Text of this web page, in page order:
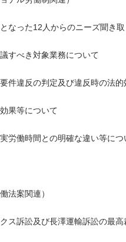
なった12人からのニーズ聞き
すべき対象業務について
件違反の判定及び違反時の法
果等について
労働時間との明確な違い等につ
法案関連）
ス訴訟及び長澤運輸訴訟の最